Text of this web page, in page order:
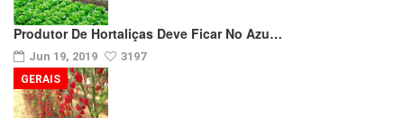
Produtor De Hortaliças Deve Ficar No Azu…
Jun 19, 2019 3197
GERAIS